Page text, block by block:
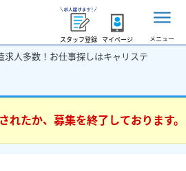
スタッフ登録 マイページ メニュー
求人多数！お仕事探しはキャリステ
れたか、募集を終了しております。